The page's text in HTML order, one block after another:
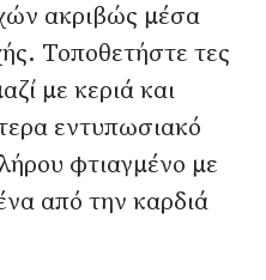
ακριβώς μέσα
Τοποθετήστε τες
με κεριά και
εντυπωσιακό
φτιαγμένο με
από την καρδιά